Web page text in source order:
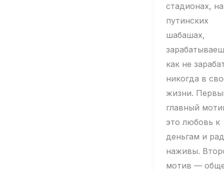
стадионах,
путинских
шабашах,
как не
никогда в
жизни.
главный
это любовь к
деньгам и
наживы.
мотив —